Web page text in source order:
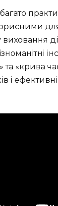
виховання
та «крива
і